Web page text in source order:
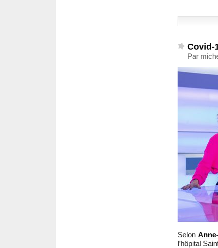
Covid-
Par
Selon
l’hôpital